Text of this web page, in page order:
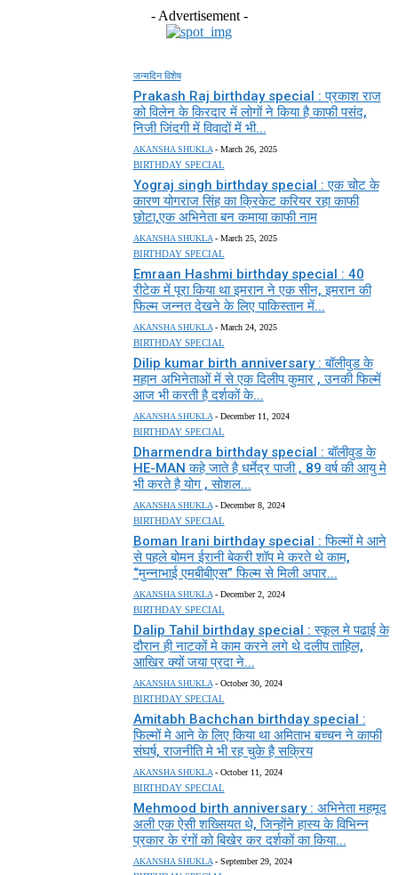
- Advertisement -
जन्मदिन विशेष
Prakash Raj birthday special : प्रकाश राज
को विलेन के किरदार में लोगों ने किया है काफी पसंद,
निजी जिंदगी में विवादों में भी...
AKANSHA SHUKLA - March 26, 2025
BIRTHDAY SPECIAL
Yograj singh birthday special : एक चोट के
कारण योगराज सिंह का क्रिकेट करियर रहा काफी
छोटा,एक अभिनेता बन कमाया काफी नाम
AKANSHA SHUKLA - March 25, 2025
BIRTHDAY SPECIAL
Emraan Hashmi birthday special : 40
रीटेक में पूरा किया था इमरान ने एक सीन, इमरान की
फिल्म जन्नत देखने के लिए पाकिस्तान में...
AKANSHA SHUKLA - March 24, 2025
BIRTHDAY SPECIAL
Dilip kumar birth anniversary : बॉलीवुड के
महान अभिनेताओं में से एक दिलीप कुमार , उनकी फिल्में
आज भी करती है दर्शकों के...
AKANSHA SHUKLA - December 11, 2024
BIRTHDAY SPECIAL
Dharmendra birthday special : बॉलीवुड के
HE-MAN कहे जाते है धर्मेद्र पाजी , 89 वर्ष की आयु मे
भी करते है योग , सोशल...
AKANSHA SHUKLA - December 8, 2024
BIRTHDAY SPECIAL
Boman Irani birthday special : फिल्मों मे आने
से पहले बोमन ईरानी बेकरी शॉप मे करते थे काम,
“मुन्नाभाई एमबीबीएस” फिल्म से मिली अपार...
AKANSHA SHUKLA - December 2, 2024
BIRTHDAY SPECIAL
Dalip Tahil birthday special : स्कूल मे पढाई के
दौरान ही नाटकों मे काम करने लगे थे दलीप ताहिल,
आखिर क्यों जया प्रदा ने...
AKANSHA SHUKLA - October 30, 2024
BIRTHDAY SPECIAL
Amitabh Bachchan birthday special :
फिल्मों मे आने के लिए किया था अमिताभ बच्चन ने काफी
संघर्ष, राजनीति मे भी रह चुके है सक्रिय
AKANSHA SHUKLA - October 11, 2024
BIRTHDAY SPECIAL
Mehmood birth anniversary : अभिनेता महमूद
अली एक ऐसी शख्सियत थे, जिन्होंने हास्य के विभिन्न
प्रकार के रंगों को बिखेर कर दर्शकों का किया...
AKANSHA SHUKLA - September 29, 2024